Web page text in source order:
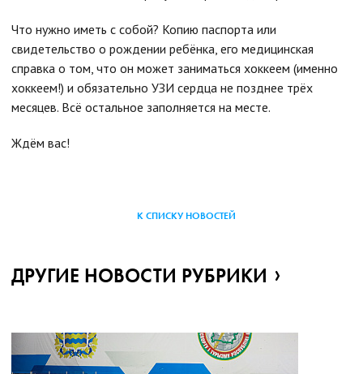
Что нужно иметь с собой? Копию паспорта или
свидетельство о рождении ребёнка, его медицинская
справка о том, что он может заниматься хоккеем (именно
хоккеем!) и обязательно УЗИ сердца не позднее трёх
месяцев. Всё остальное заполняется на месте.
Ждём вас!
К СПИСКУ НОВОСТЕЙ
ДРУГИЕ НОВОСТИ РУБРИКИ